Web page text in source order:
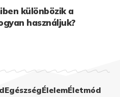
különbözik a
használjuk?
EgészségÉlelemÉletmód